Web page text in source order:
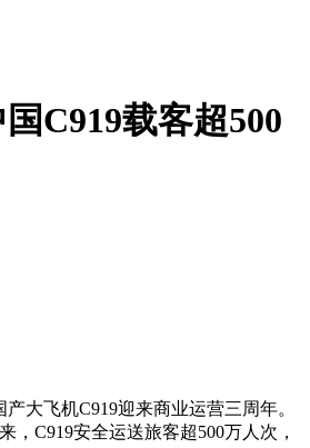
C919载客超500
产大飞机C919迎来商业运营三周年。
，C919安全运送旅客超500万人次，